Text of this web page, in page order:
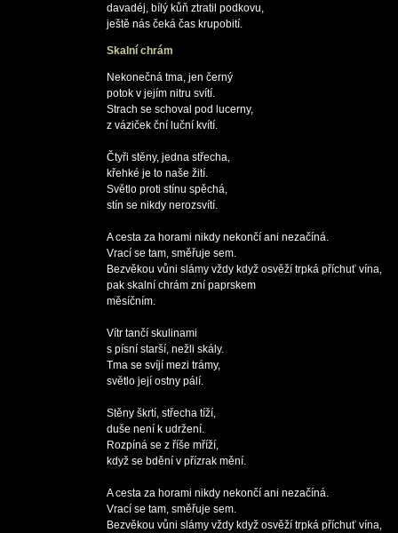
davadéj, bílý kůň ztratil podkovu,
Skalní chrám
Nekonečná tma, jen černý
potok v jejím nitru svítí.
Strach se schoval pod lucerny,
z váziček ční luční kvítí.
Čtyři stěny, jedna střecha,
křehké je to naše žití.
Světlo proti stínu spěchá,
stín se nikdy nerozsvítí.
A cesta za horami nikdy nekončí ani nezačíná.
Vrací se tam, směřuje sem.
Bezvěkou vůni slámy vždy když osvěží trpká příchuť vína,
pak skalní chrám zní paprskem
měsíčním.
Vítr tančí skulinami
s písní starší, nežli skály.
Tma se svíjí mezi trámy,
světlo její ostny pálí.
Stěny škrtí, střecha tíží,
duše není k udržení.
Rozpíná se z říše mříží,
když se bdění v přízrak mění.
A cesta za horami nikdy nekončí ani nezačíná.
Vrací se tam, směřuje sem.
Bezvěkou vůni slámy vždy když osvěží trpká příchuť vína,